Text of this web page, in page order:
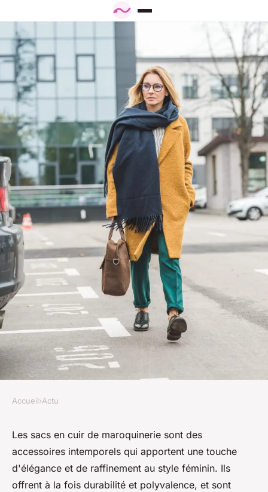
Pour quel style faut-il opter
avec les sacs en cuir de
maroquinerie ?
Accueil›Actu
Les sacs en cuir de maroquinerie sont des
accessoires intemporels qui apportent une touche
d'élégance et de raffinement au style féminin. Ils
offrent à la fois durabilité et polyvalence, et sont